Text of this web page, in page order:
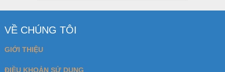
VỀ CHÚNG TÔI
GIỚI THIỆU
ĐIỀU KHOẢN SỬ DỤNG